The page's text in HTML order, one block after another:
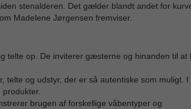
stenalderen. Det gælder blandt andet for
Madelene Jørgensen fremviser.
telte op. De inviterer gæsterne og hinanden til at
og udstyr, der er så autentiske som muligt. I
brugen af forskellige våbentyper og